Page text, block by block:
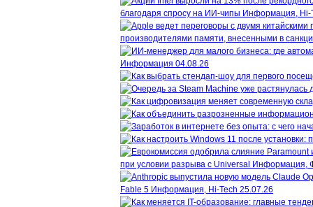
благодаря спросу на ИИ-чипы Информация, Hi-
производителями памяти, внесенными в
Информация 04.08.26
при условии разрыва с Universal Информация,
Fable 5 Информация, Hi-Tech 25.07.26